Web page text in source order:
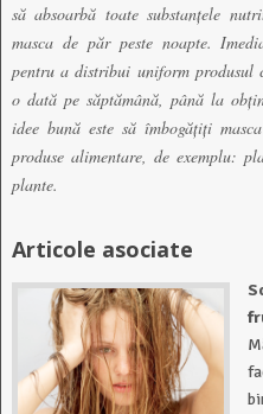
să absoarbă toate substanțele
masca de păr peste noapte.
pentru a distribui uniform produsul
o dată pe săptămână, până la
idee bună este să îmbogățiți
produse alimentare, de exemplu:
plante.
Articole asociate